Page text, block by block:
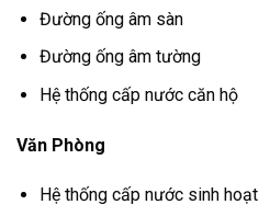
Đường ống âm sàn
Đường ống âm tường
Hệ thống cấp nước căn hộ
Văn Phòng
Hệ thống cấp nước sinh hoạt